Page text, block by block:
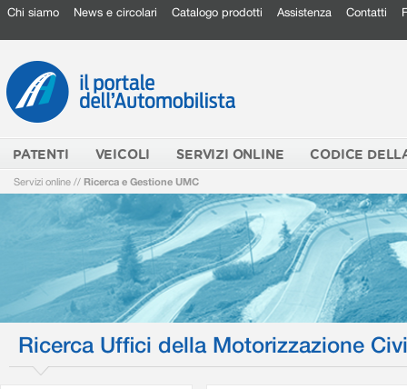
Chi siamo News e circolari Catalogo prodotti Assistenza Contatti
PATENTI VEICOLI SERVIZI ONLINE CODICE
Servizi online // Ricerca e Gestione UMC
Ricerca Uffici della Motorizzazione